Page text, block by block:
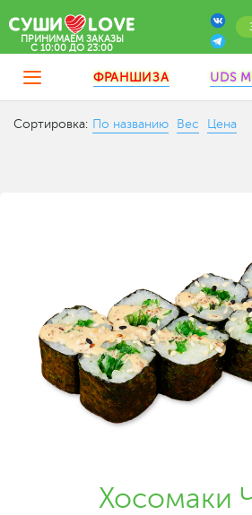
ПРИНИМАЕМ ЗАКАЗЫ
C 10:00 ДО 23:00
ФРАНШИЗА UDS
Сортировка: По названию Вес Цена
Хосомаки